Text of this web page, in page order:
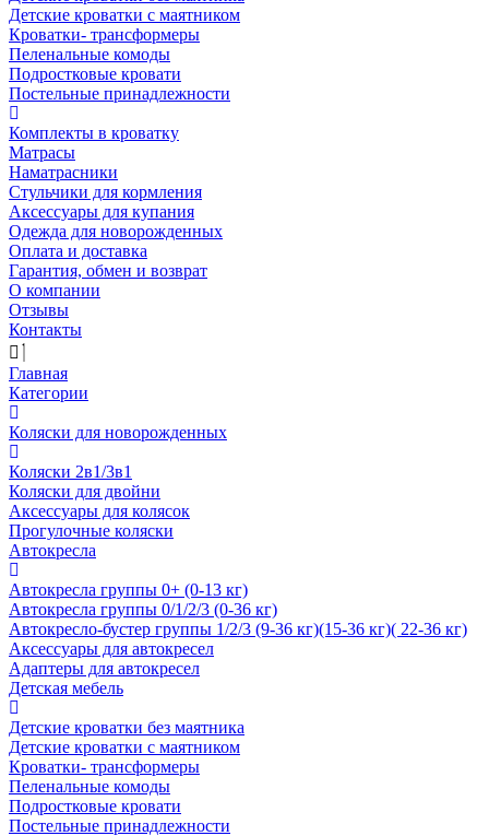
Детские кроватки с маятником
Кроватки- трансформеры
Пеленальные комоды
Подростковые кровати
Постельные принадлежности
Комплекты в кроватку
Матрасы
Наматрасники
Стульчики для кормления
Аксессуары для купания
Одежда для новорожденных
Оплата и доставка
Гарантия, обмен и возврат
О компании
Отзывы
Контакты
Главная
Категории
Коляски для новорожденных
Коляски 2в1/3в1
Коляски для двойни
Аксессуары для колясок
Прогулочные коляски
Автокресла
Автокресла группы 0+ (0-13 кг)
Автокресла группы 0/1/2/3 (0-36 кг)
Автокресло-бустер группы 1/2/3 (9-36 кг)(15-36 кг)( 22-36 кг)
Аксессуары для автокресел
Адаптеры для автокресел
Детская мебель
Детские кроватки без маятника
Детские кроватки с маятником
Кроватки- трансформеры
Пеленальные комоды
Подростковые кровати
Постельные принадлежности